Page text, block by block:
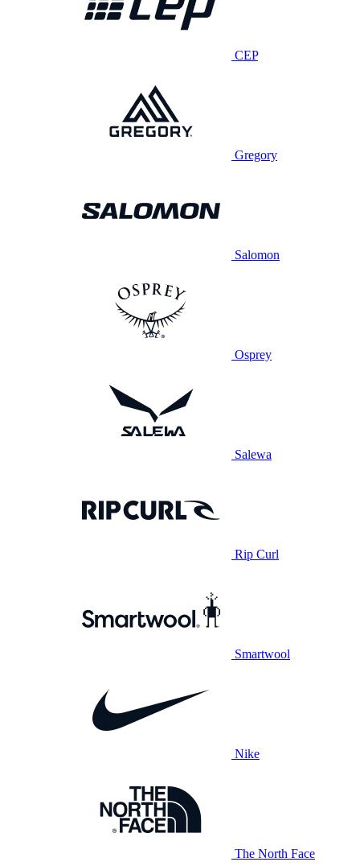
CEP
Gregory
Salomon
Osprey
Salewa
Rip Curl
Smartwool
Nike
The North Face